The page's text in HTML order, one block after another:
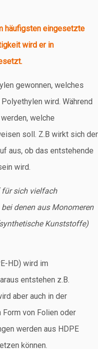
häufigsten eingesetzte
wird er in
gewonnen, welches
wird. Während
welche
soll. Z.B wirkt sich der
aus, ob das entstehende
wird.
für sich vielfach
denen aus Monomeren
Kunststoffe)
HD) wird im
entstehen z.B.
aber auch in der
von Folien oder
werden aus HDPE
können.